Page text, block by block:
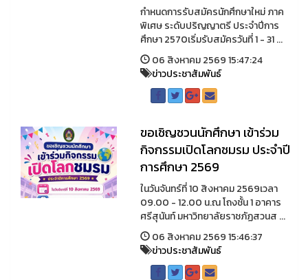
กำหนดการรับสมัครนักศึกษาใหม่ ภาค
พิเศษ ระดับปริญญาตรี ประจำปีการ
ศึกษา 2570เริ่มรับสมัครวันที่ 1 - 31 ...
06 สิงหาคม 2569 15:47:24
ข่าวประชาสัมพันธ์
ขอเชิญชวนนักศึกษา เข้าร่วม
กิจกรรมเปิดโลกชมรม ประจำปี
การศึกษา 2569
ในวันจันทร์ที่ 10 สิงหาคม 2569เวลา
09.00 - 12.00 น.ณ โถงชั้น 1 อาคาร
ศรีสุนันท์ มหาวิทยาลัยราชภัฏสวนส ...
06 สิงหาคม 2569 15:46:37
ข่าวประชาสัมพันธ์